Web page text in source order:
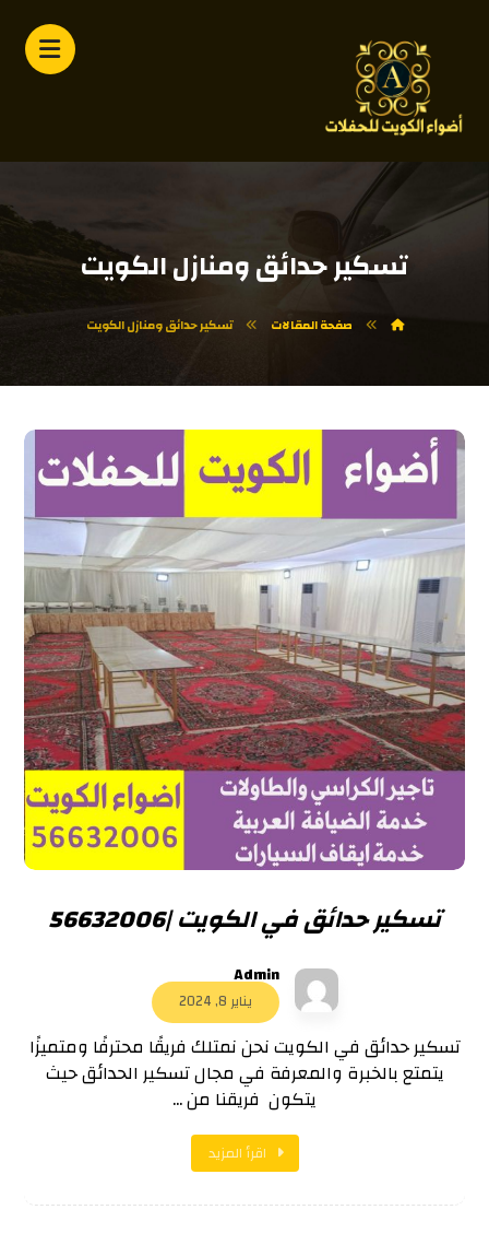
تسكير حدائق ومنازل الكويت
صفحة المقالات تسكير حدائق ومنازل الكويت
تسكير حدائق في الكويت |56632006
Admin
يناير 8, 2024
تسكير حدائق في الكويت نحن نمتلك فريقًا محترفًا ومتميزًا
يتمتع بالخبرة والمعرفة في مجال تسكير الحدائق حيث
يتكون فريقنا من ...
اقرأ المزيد